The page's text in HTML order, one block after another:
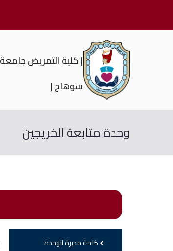
| كلية التمريض جامعة
سوهاج |
وحدة متابعة الخريجين
كلمة مديرة الوحدة